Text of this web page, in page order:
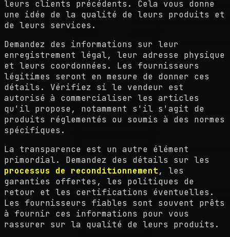
leurs clients précédents. Cela vous donne
une idée de la qualité de leurs produits et
de leurs services.
Demandez des informations sur leur
enregistrement légal, leur adresse physique
et leurs coordonnées. Les fournisseurs
légitimes seront en mesure de donner ces
détails. Vérifiez si le vendeur est
autorisé à commercialiser les articles
qu'il propose, notamment s'il s'agit de
produits réglementés ou soumis à des normes
spécifiques.
La transparence est un autre élément
primordial. Demandez des détails sur les
processus de reconditionnement, les
garanties offertes, les politiques de
retour et les certifications éventuelles.
Les fournisseurs fiables sont souvent prêts
à fournir ces informations pour vous
rassurer sur la qualité de leurs produits.